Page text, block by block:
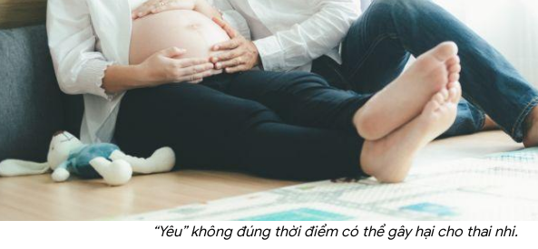
“Yêu” không đúng thời điểm có thể gây hại cho thai nhi.